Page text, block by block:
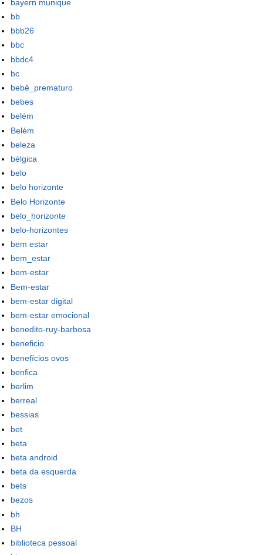
bayern munique
bb
bbb26
bbc
bbdc4
bc
bebê_prematuro
bebes
belém
Belém
beleza
bélgica
belo
belo horizonte
Belo Horizonte
belo_horizonte
belo-horizontes
bem estar
bem_estar
bem-estar
Bem-estar
bem-estar digital
bem-estar emocional
benedito-ruy-barbosa
beneficio
benefícios ovos
benfica
berlim
berreal
bessias
bet
beta
beta android
beta da esquerda
bets
bezos
bh
BH
biblioteca pessoal